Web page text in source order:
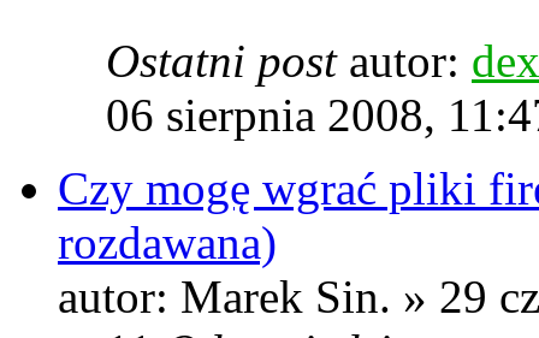
Ostatni post autor:
06 sierpnia 2008,
Czy mogę wgrać pliki
rozdawana)
autor: Marek Sin. » 29